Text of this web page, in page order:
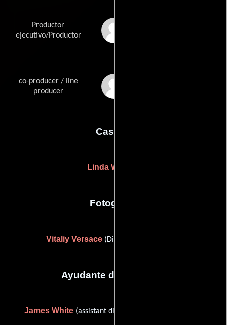
Productor
ejecutivo/Productor
co-producer / line
producer
Casting
Linda Weaver
Fotografia
Vitaliy Versace(Director de fotografía)
Ayudante de dirección
James White(assistant director (as James L. White))